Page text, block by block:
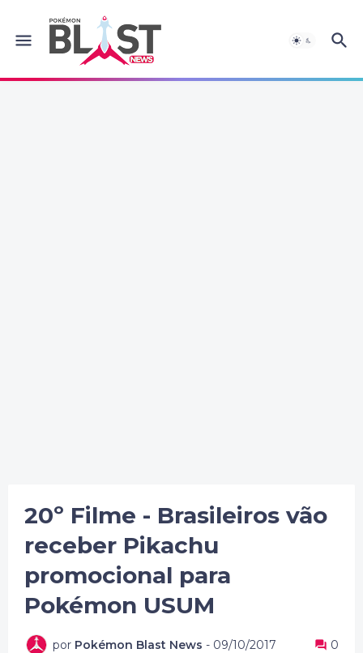
20º Filme - Brasileiros vão
receber Pikachu
promocional para
Pokémon USUM
por Pokémon Blast News - 09/10/2017 0